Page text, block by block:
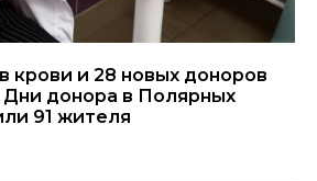
крови и 28 новых доноров
Дни донора в Полярных
91 жителя